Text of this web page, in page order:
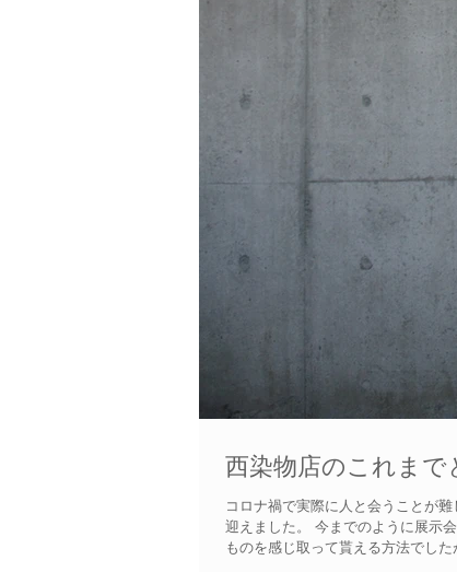
西染物店のこれまで
コロナ禍で実際に人と会うことが
迎えました。 今までのように展示
ものを感じ取って貰える方法でし